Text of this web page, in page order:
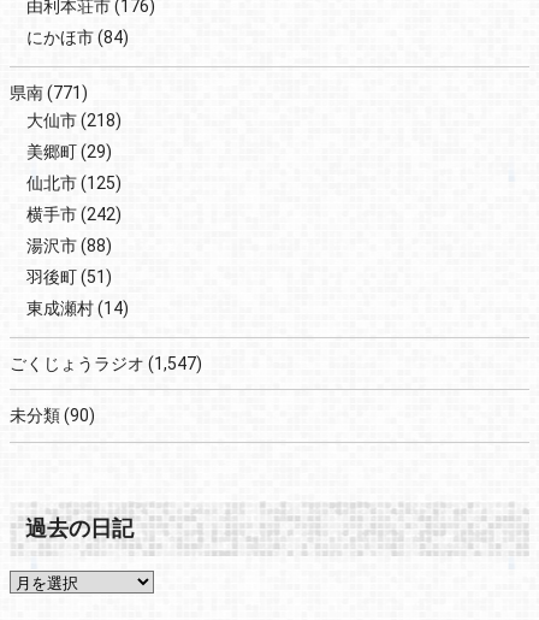
由利本荘市(176)
にかほ市(84)
県南(771)
大仙市(218)
美郷町(29)
仙北市(125)
横手市(242)
湯沢市(88)
羽後町(51)
東成瀬村(14)
ごくじょうラジオ (1,547)
未分類(90)
過去の日記